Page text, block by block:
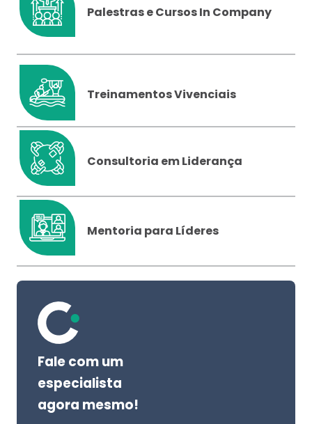
Palestras e Cursos In Company
Treinamentos Vivenciais
Consultoria em Liderança
Mentoria para Líderes
Fale com um
especialista
agora mesmo!